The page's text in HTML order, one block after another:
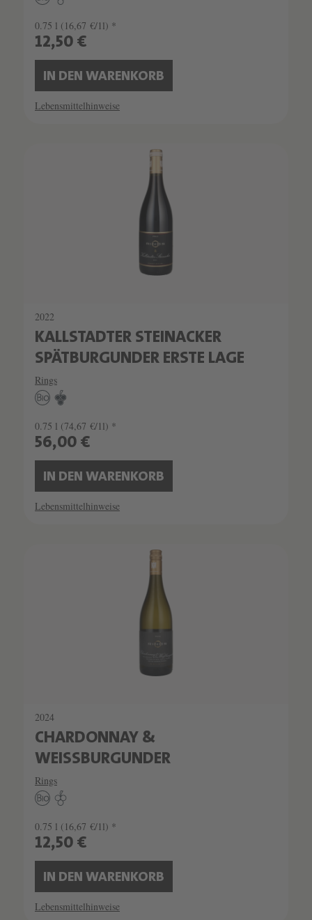
0.75 l (16,67 €/1l) *
12,50 €
IN DEN WARENKORB
Lebensmittelhinweise
2022
KALLSTADTER STEINACKER
SPÄTBURGUNDER ERSTE LAGE
Rings
0.75 l (74,67 €/1l) *
56,00 €
IN DEN WARENKORB
Lebensmittelhinweise
2024
CHARDONNAY &
WEISSBURGUNDER
Rings
0.75 l (16,67 €/1l) *
12,50 €
IN DEN WARENKORB
Lebensmittelhinweise